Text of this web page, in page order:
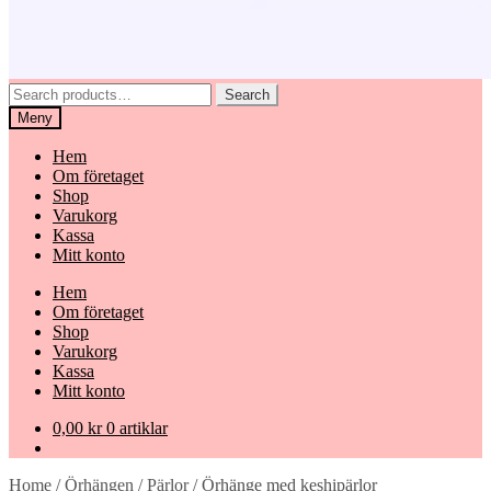
Search
for:
Search
Meny
Hem
Om företaget
Shop
Varukorg
Kassa
Mitt konto
Hem
Om företaget
Shop
Varukorg
Kassa
Mitt konto
0,00 kr 0 artiklar
Home /Örhängen /Pärlor/Örhänge med keshipärlor